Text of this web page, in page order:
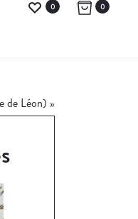
0 0
de Léon) »